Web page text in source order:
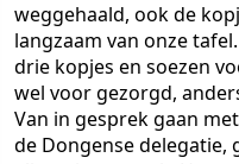
weggehaald, ook de
langzaam van onze
drie kopjes en soezen
wel voor gezorgd,
Van in gesprek gaan
de Dongense